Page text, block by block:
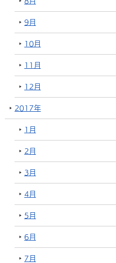
9月
10月
11月
12月
2017年
1月
2月
3月
4月
5月
6月
7月